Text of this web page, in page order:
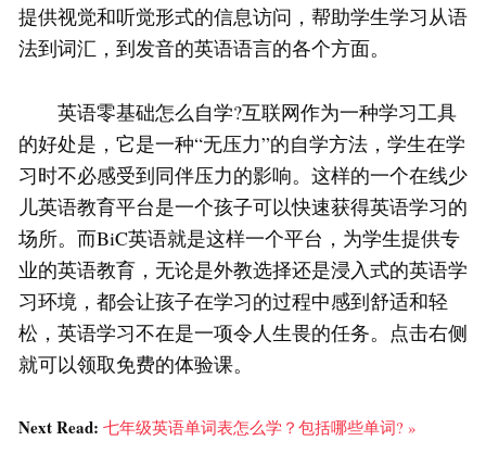
提供视觉和听觉形式的信息访问，帮助学生学习从语
法到词汇，到发音的英语语言的各个方面。
英语零基础怎么自学?互联网作为一种学习工具
的好处是，它是一种“无压力”的自学方法，学生在学
习时不必感受到同伴压力的影响。这样的一个在线少
儿英语教育平台是一个孩子可以快速获得英语学习的
场所。而BiC英语就是这样一个平台，为学生提供专
业的英语教育，无论是外教选择还是浸入式的英语学
习环境，都会让孩子在学习的过程中感到舒适和轻
松，英语学习不在是一项令人生畏的任务。点击右侧
就可以领取免费的体验课。
Next Read: 七年级英语单词表怎么学？包括哪些单词? »